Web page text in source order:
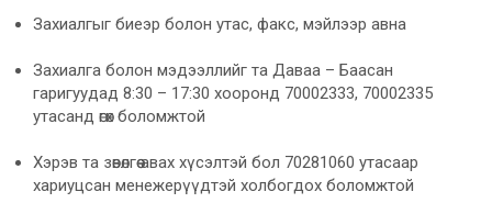
Захиалгыг биеэр болон утас, факс, мэйлээр авна
Захиалга болон мэдээллийг та Даваа – Баасан
гаригуудад 8:30 – 17:30 хооронд 70002333, 70002335
утасанд өгөх боломжтой
Хэрэв та зөвөлгөө авах хүсэлтэй бол 70281060 утасаар
хариуцсан менежерүүдтэй холбогдох боломжтой